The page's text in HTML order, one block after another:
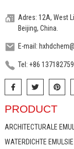
Adres: 12A, West
Beijing, China.
E-mail:
Tel: +86
PRODUCT
ARCHITECTURALE
WATERDICHTE EMULSIE